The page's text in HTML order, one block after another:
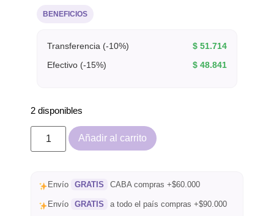
BENEFICIOS
Transferencia (-10%) $ 51.714
Efectivo (-15%)
$ 48.841
2 disponibles
Añadir al carrito
Envío GRATIS CABA compras +$60.000
Envío GRATIS a todo el país compras +$90.000